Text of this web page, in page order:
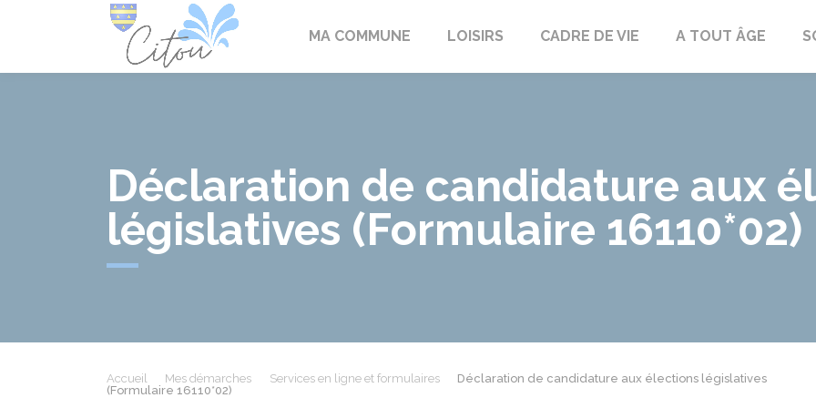
MA COMMUNE LOISIRS CADRE DE VIE A TOUT ÂGE
Déclaration de candidature aux
législatives (Formulaire 16110*02)
Accueil Mes démarches Services en ligne et formulaires
Déclaration de candidature aux élections législatives
(Formulaire 16110*02)